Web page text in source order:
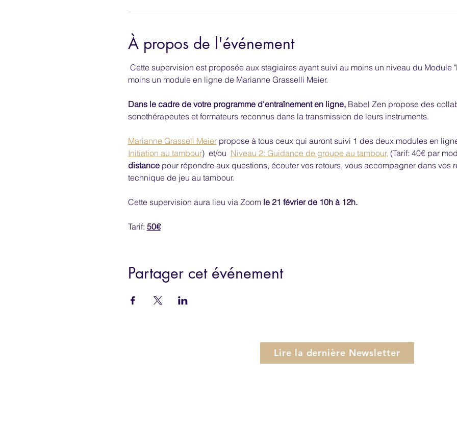
À propos de l'événement
Cette supervision est proposée aux stagiaires ayant suivi au moins un niveau du Module
moins un module en ligne de Marianne Grasselli Meier.
Dans le cadre de votre programme d'entraînement en ligne, Babel Zen propose des
sonothérapeutes et formateurs reconnus dans la transmission de leurs instruments.
Marianne Grasseli Meier propose à tous ceux qui auront suivi 1 des deux modules en
Initiation au tambour)  et/ou Niveau 2: Guidance de groupe au tambour, (Tarif: 40€ par
distance pour répondre aux questions, écouter vos retours, vous accompagner dans vos
technique de jeu au tambour.
Cette supervision aura lieu via Zoom le 21 février de 10h à 12h.
Tarif: 50€
Partager cet événement
Lire la dernière Newsletter